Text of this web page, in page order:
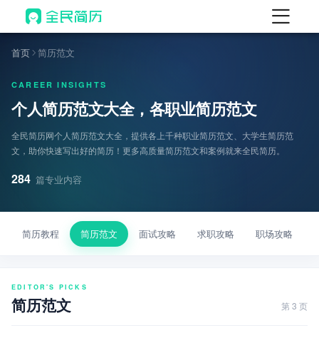
首页
AI 生成简历
AI 优化简历
AI 翻译简历
AI 诊断简历
AI 模拟面试
面试自我介绍
简历模板
首页 简历范文
CAREER INSIGHTS
个人简历范文大全，各职业简历范文
全民简历网个人简历范文大全，提供各上千种职业简历范文、大学生简历范
文，助你快速写出好的简历！更多高质量简历范文和案例就来全民简历。
284 篇专业内容
简历教程 简历范文 面试攻略 求职攻略 职场攻略
EDITOR'S PICKS
简历范文 第 3 页